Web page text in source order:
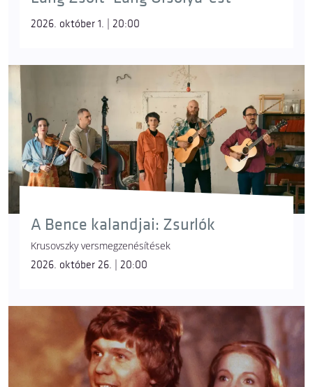
2026. október 1. | 20:00
A Bence kalandjai: Zsurlók
Krusovszky versmegzenésítések
2026. október 26. | 20:00